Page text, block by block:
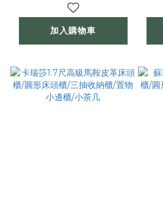
加入購物車